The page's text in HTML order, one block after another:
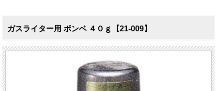
ガスライター用 ボンベ ４０ｇ【21-009】